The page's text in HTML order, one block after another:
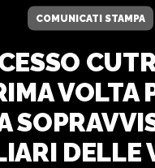
COMUNICATI STAMPA
VOLTA
DELLE